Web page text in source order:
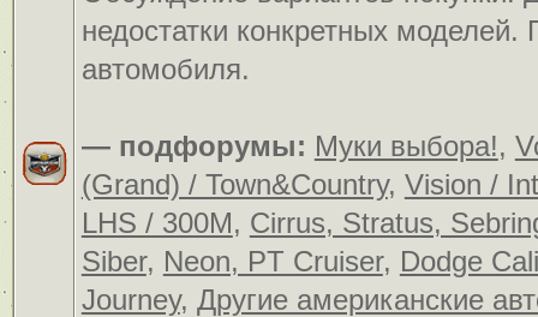
недостатки конкретных
автомобиля.
— подфорумы: Муки выбора!,
(Grand) / Town&Country, Vision /
LHS / 300M, Cirrus, Stratus,
Siber, Neon, PT Cruiser, Dodge
Journey, Другие американские